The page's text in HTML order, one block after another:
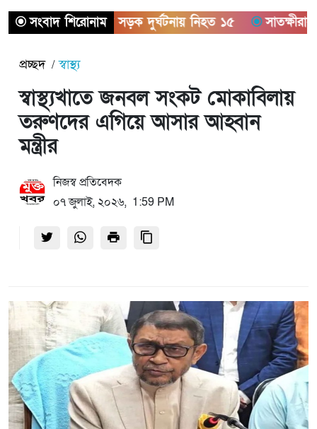
সংবাদ শিরোনাম
ও বগুড়ায় সড়ক দুর্ঘটনায় নিহত ১৫ সাতক্ষীরায় ছয়
প্রচ্ছদ স্বাস্থ্য
স্বাস্থ্যখাতে জনবল সংকট মোকাবিলায়
তরুণদের এগিয়ে আসার আহ্বান
মন্ত্রীর
নিজস্ব প্রতিবেদক
০৭ জুলাই, ২০২৬, 1:59 PM